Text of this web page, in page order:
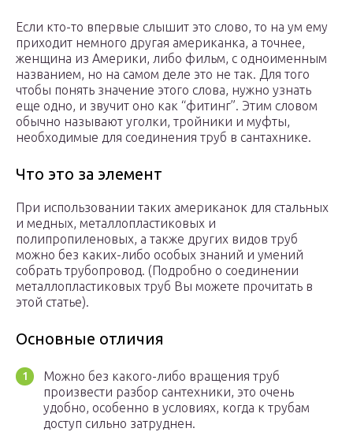
Если кто-то впервые слышит это слово, то на ум ему
приходит немного другая американка, а точнее,
женщина из Америки, либо фильм, с одноименным
названием, но на самом деле это не так. Для того
чтобы понять значение этого слова, нужно узнать
еще одно, и звучит оно как “фитинг”. Этим словом
обычно называют уголки, тройники и муфты,
необходимые для соединения труб в сантахнике.
Что это за элемент
При использовании таких американок для стальных
и медных, металлопластиковых и
полипропиленовых, а также других видов труб
можно без каких-либо особых знаний и умений
собрать трубопровод. (Подробно о соединении
металлопластиковых труб Вы можете прочитать в
этой статье).
Основные отличия
Можно без какого-либо вращения труб
произвести разбор сантехники, это очень
удобно, особенно в условиях, когда к трубам
доступ сильно затруднен.